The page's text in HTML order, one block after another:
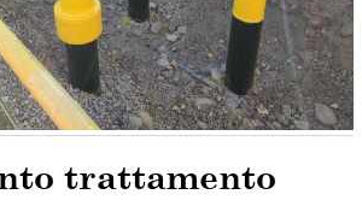
trattamento